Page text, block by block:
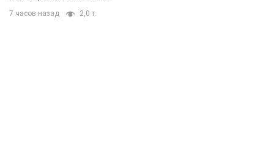
7 часов назад 2,0 т.